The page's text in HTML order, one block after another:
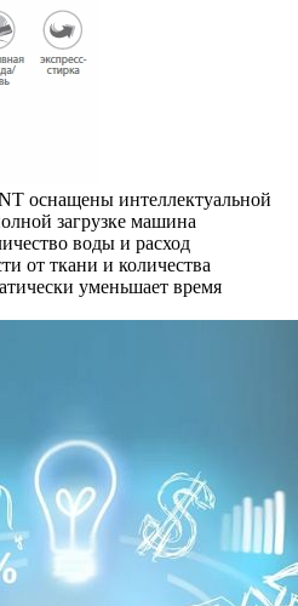
оснащены интеллектуальной
загрузке машина
воды и расход
от ткани и количества
уменьшает время